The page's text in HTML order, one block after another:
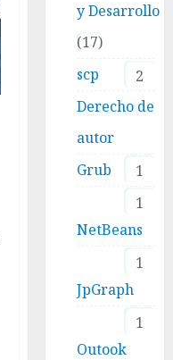
y Desarrollo
17
scp
2
Derecho de
autor
1
Grub
1
NetBeans
1
JpGraph
1
Outook